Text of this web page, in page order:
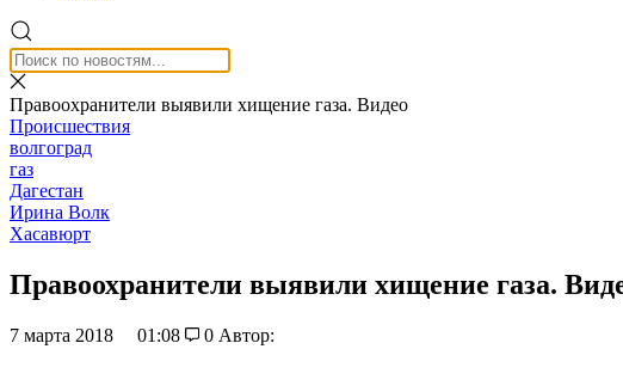
Правоохранители выявили хищение газа. Видео
Происшествия
волгоград
газ
Дагестан
Ирина Волк
Хасавюрт
Правоохранители выявили хищение газа.
7 марта 2018 01:08 0 Автор: